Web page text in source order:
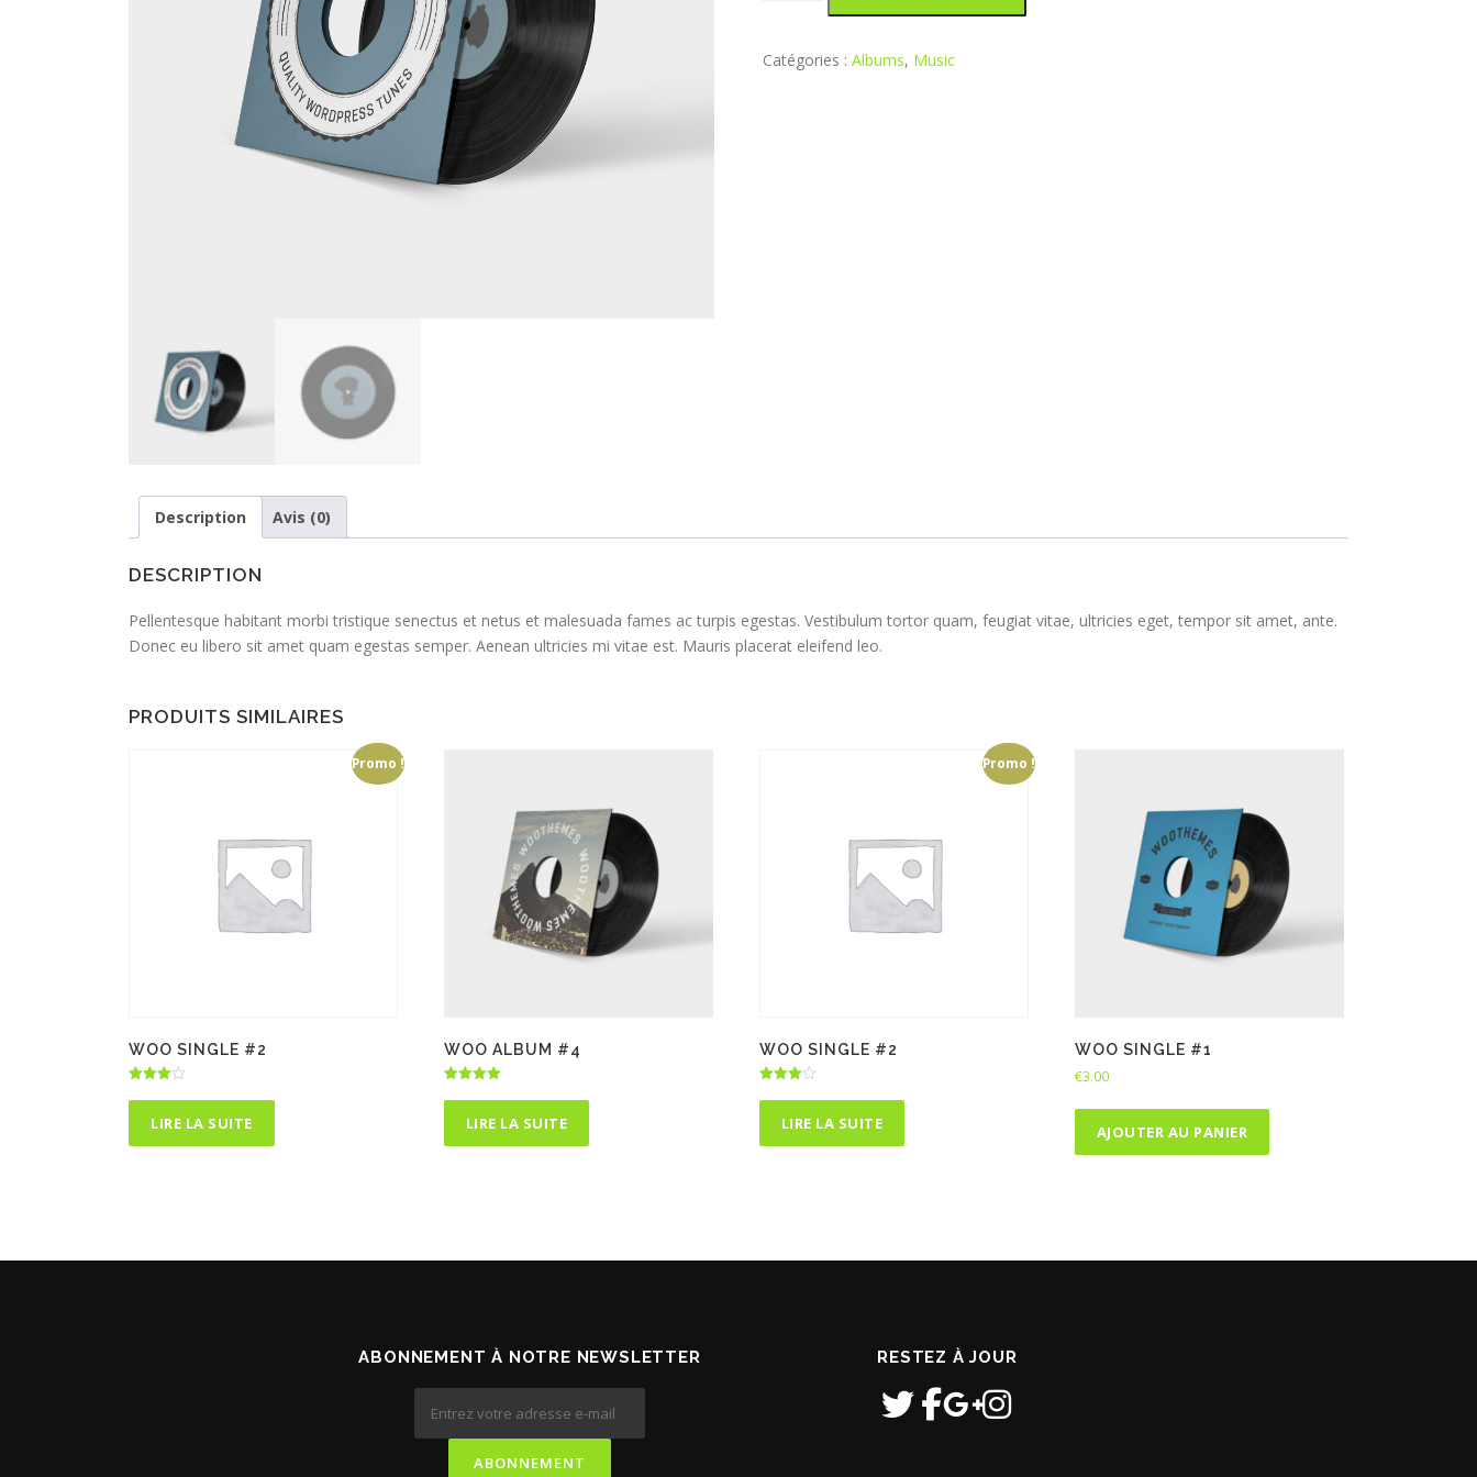
Album
Catégories :Albums, Music
Description Avis (0)
DESCRIPTION
Pellentesque habitant morbi tristique senectus et netus et malesuada fames ac turpis egestas. Vestibulum tortor quam, feugiat vitae, ultricies eget, tempor sit amet, ante.
Donec eu libero sit amet quam egestas semper. Aenean ultricies mi vitae est. Mauris placerat eleifend leo.
PRODUITS SIMILAIRES
Promo !
WOO SINGLE #2
4.00
sur 5LIRE LA SUITE
WOO ALBUM #4
5.00
sur 5LIRE LA SUITE
Promo !
WOO SINGLE #2
4.00
sur 5LIRE LA SUITE
WOO SINGLE #1
€3.00
AJOUTER AU PANIER
ABONNEMENT À NOTRE NEWSLETTER RESTEZ À JOUR